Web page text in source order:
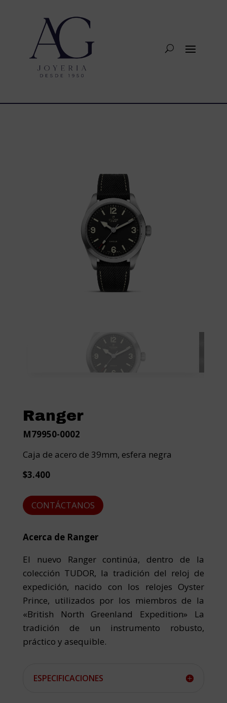
Ranger
M79950-0002
Caja de acero de 39mm, esfera negra
$3.400
CONTÁCTANOS
Acerca de Ranger
El nuevo Ranger continúa, dentro de la
colección TUDOR, la tradición del reloj de
expedición, nacido con los relojes Oyster
Prince, utilizados por los miembros de la
«British North Greenland Expedition» La
tradición de un instrumento robusto,
práctico y asequible.
ESPECIFICACIONES